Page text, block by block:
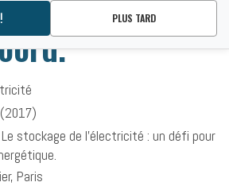
-
Le stockage de l'électricité : un défi pour
Paris
PLUS TARD